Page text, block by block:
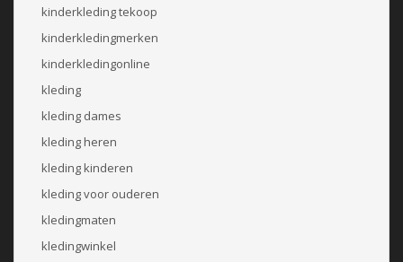
kinderkleding tekoop
kinderkledingmerken
kinderkledingonline
kleding
kleding dames
kleding heren
kleding kinderen
kleding voor ouderen
kledingmaten
kledingwinkel